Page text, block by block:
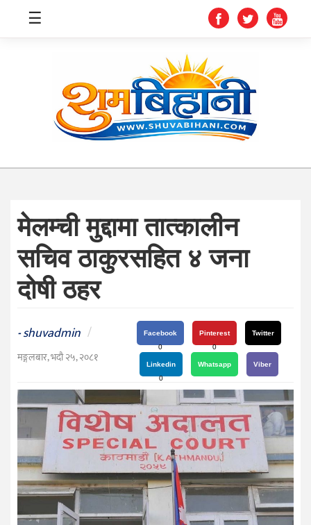
स्वास्थ्य
शिक्षा
संघीय
प्रविधि
जीवनशैली
दर्शन
/
संस्कृति
विचार
देश
राजनीति
☰
मेलम्ची मुद्दामा तात्कालीन
सचिव ठाकुरसहित ४ जना
दोषी ठहर
-shuvadmin /
मङ्गलबार, भदौ २५, २०८१
Facebook
0
Pinterest
0
Twitter
Linkedin
0
Whatsapp Viber